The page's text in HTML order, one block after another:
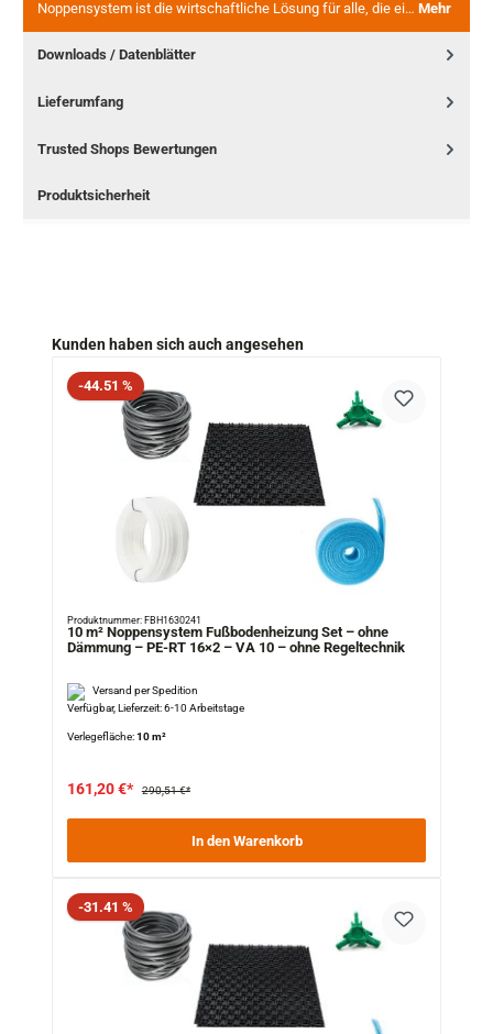
Noppensystem ist die wirtschaftliche Lösung für alle, die ei… Mehr
Downloads / Datenblätter
Lieferumfang
Trusted Shops Bewertungen
Produktsicherheit
Produktgalerie überspringen
Kunden haben sich auch angesehen
Rabatt
-44.51 %
Produktnummer: FBH1630241
10 m² Noppensystem Fußbodenheizung Set – ohne
Dämmung – PE-RT 16×2 – VA 10 – ohne Regeltechnik
Versand per Spedition
Verfügbar, Lieferzeit: 6-10 Arbeitstage
Verlegefläche:10 m²
161,20 €* 290,51 €*
In den Warenkorb
Rabatt
-31.41 %